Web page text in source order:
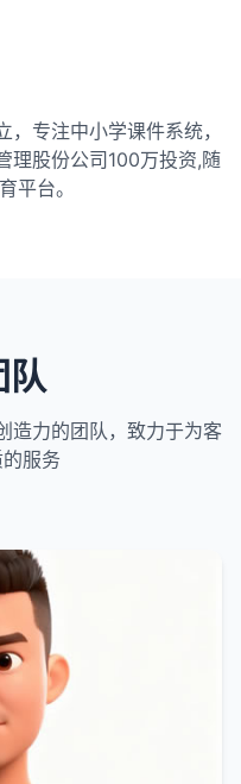
专注中小学课件系统，
理股份公司100万投资,随
平台。
队
造力的团队，致力于为客
服务